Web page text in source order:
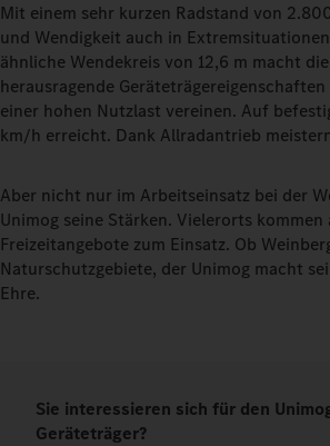
Mit einem sehr kurzen Radstand von
und Wendigkeit auch in
ähnliche Wendekreis von 12,6 m macht
herausragende
einer hohen Nutzlast vereinen. Auf
km/h erreicht. Dank Allradantrieb
Aber nicht nur im Arbeitseinsatz bei der
Unimog seine Stärken. Vielerorts
Freizeitangebote zum Einsatz. Ob
Naturschutzgebiete, der Unimog macht
Ehre.
Sie interessieren sich für den
Geräteträger?